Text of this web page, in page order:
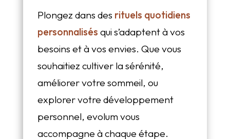
Plongez dans des rituels quotidiens
personnalisés qui s’adaptent à vos
besoins et à vos envies. Que vous
souhaitiez cultiver la sérénité,
améliorer votre sommeil, ou
explorer votre développement
personnel, evolum vous
accompagne à chaque étape.